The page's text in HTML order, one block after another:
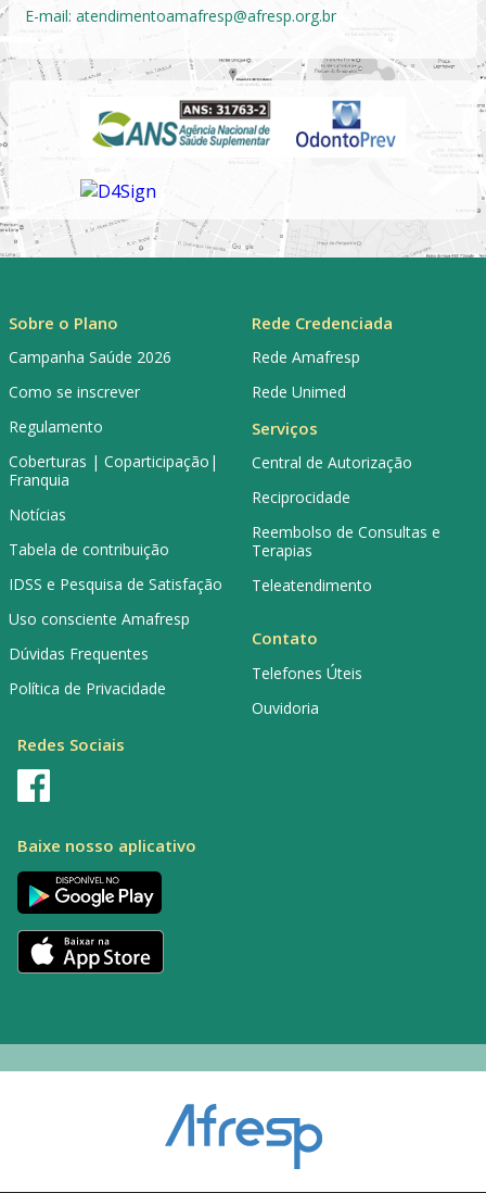
E-mail: atendimentoamafresp@afresp.org.br
Sobre o Plano
Campanha Saúde 2026
Como se inscrever
Regulamento
Coberturas | Coparticipação|
Franquia
Notícias
Tabela de contribuição
IDSS e Pesquisa de Satisfação
Uso consciente Amafresp
Dúvidas Frequentes
Política de Privacidade
Rede Credenciada
Rede Amafresp
Rede Unimed
Serviços
Central de Autorização
Reciprocidade
Reembolso de Consultas e
Terapias
Teleatendimento
Contato
Telefones Úteis
Ouvidoria
Redes Sociais
Baixe nosso aplicativo